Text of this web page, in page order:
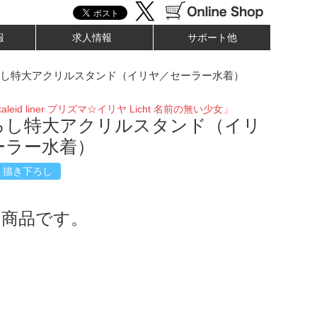
求人情報 サポート他
大アクリルスタンド（イリヤ／セーラー水着）
liner プリズマ☆イリヤ Licht 名前の無い少女」
し特大アクリルスタンド（イリ
ー水着）
描き下ろし
品です。